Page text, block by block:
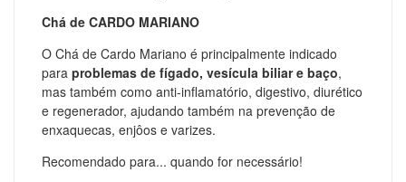
Chá de CARDO MARIANO
O Chá de Cardo Mariano é principalmente indicado
para problemas de fígado, vesícula biliar e baço,
mas também como anti-inflamatório, digestivo, diurético
e regenerador, ajudando também na prevenção de
enxaquecas, enjôos e varizes.
Recomendado para... quando for necessário!